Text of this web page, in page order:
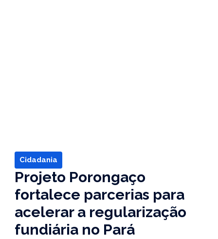
Cidadania
Projeto Porongaço
fortalece parcerias para
acelerar a regularização
fundiária no Pará